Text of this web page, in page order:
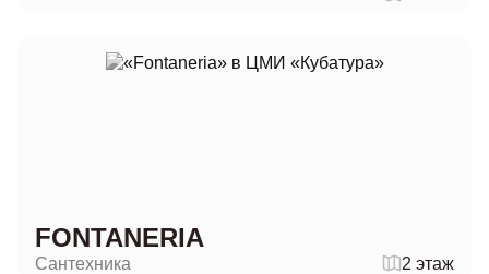
FONTANERIA
Сантехника 2 этаж